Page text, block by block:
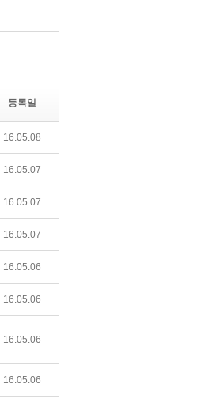
등록일
16.05.08
16.05.07
16.05.07
16.05.07
16.05.06
16.05.06
16.05.06
16.05.06